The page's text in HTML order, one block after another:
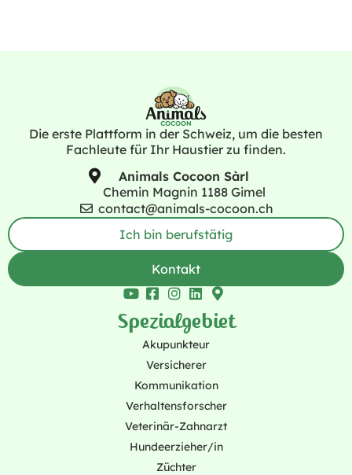
Die erste Plattform in der Schweiz, um die besten
Fachleute für Ihr Haustier zu finden.
Animals Cocoon Sàrl
Chemin Magnin 1188 Gimel
contact@animals-cocoon.ch
Ich bin berufstätig
Kontakt
Spezialgebiet
Akupunkteur
Versicherer
Kommunikation
Verhaltensforscher
Veterinär-Zahnarzt
Hundeerzieher/in
Züchter